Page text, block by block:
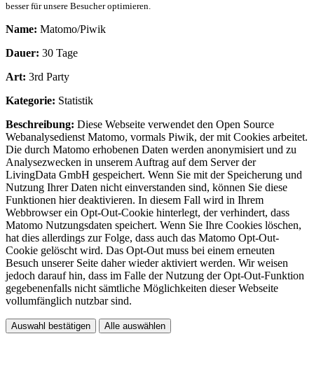
besser für unsere Besucher optimieren.
Name: Matomo/Piwik
Dauer: 30 Tage
Art: 3rd Party
Kategorie: Statistik
Beschreibung: Diese Webseite verwendet den Open Source
Webanalysedienst Matomo, vormals Piwik, der mit Cookies arbeitet.
Die durch Matomo erhobenen Daten werden anonymisiert und zu
Analysezwecken in unserem Auftrag auf dem Server der
LivingData GmbH gespeichert. Wenn Sie mit der Speicherung und
Nutzung Ihrer Daten nicht einverstanden sind, können Sie diese
Funktionen hier deaktivieren. In diesem Fall wird in Ihrem
Webbrowser ein Opt-Out-Cookie hinterlegt, der verhindert, dass
Matomo Nutzungsdaten speichert. Wenn Sie Ihre Cookies löschen,
hat dies allerdings zur Folge, dass auch das Matomo Opt-Out-
Cookie gelöscht wird. Das Opt-Out muss bei einem erneuten
Besuch unserer Seite daher wieder aktiviert werden. Wir weisen
jedoch darauf hin, dass im Falle der Nutzung der Opt-Out-Funktion
gegebenenfalls nicht sämtliche Möglichkeiten dieser Webseite
vollumfänglich nutzbar sind.
Auswahl bestätigen Alle auswählen